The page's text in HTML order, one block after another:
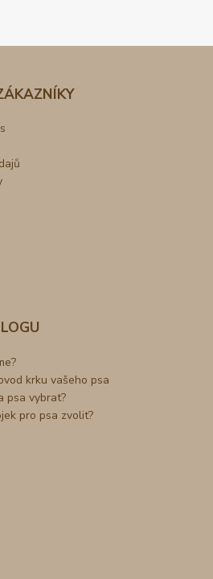
krku vašeho psa
psa vybrat?
pro psa zvolit?